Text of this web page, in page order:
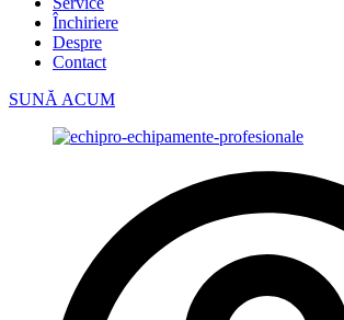
Închiriere
Despre
Contact
SUNĂ ACUM